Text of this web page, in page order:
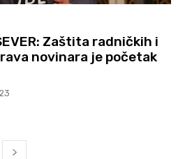
Zaštita radničkih i
novinara je početak